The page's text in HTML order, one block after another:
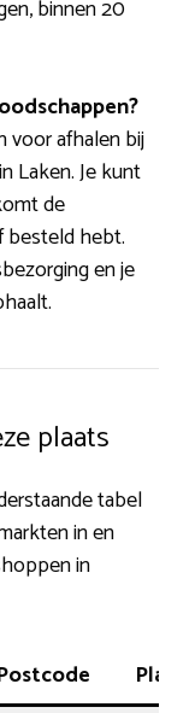
binnen 20
voor afhalen bij
Laken. Je kunt
de
besteld hebt.
en je
plaats
tabel
in en
in
Plaats